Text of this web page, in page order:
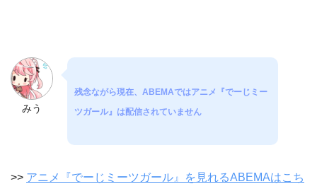
みう
残念ながら現在、ABEMAではアニメ『でーじミー
ツガール』は配信されていません
>> アニメ『でーじミーツガール』を見れるABEMAはこち